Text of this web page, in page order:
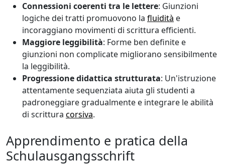
Connessioni coerenti tra le lettere: Giunzioni
logiche dei tratti promuovono la fluidità e
incoraggiano movimenti di scrittura efficienti.
Maggiore leggibilità: Forme ben definite e
giunzioni non complicate migliorano sensibilmente
la leggibilità.
Progressione didattica strutturata: Un'istruzione
attentamente sequenziata aiuta gli studenti a
padroneggiare gradualmente e integrare le abilità
di scrittura corsiva.
Apprendimento e pratica della
Schulausgangsschrift